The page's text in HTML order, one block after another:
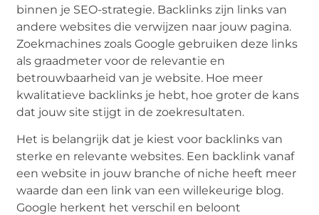
binnen je SEO-strategie. Backlinks zijn links van
andere websites die verwijzen naar jouw pagina.
Zoekmachines zoals Google gebruiken deze links
als graadmeter voor de relevantie en
betrouwbaarheid van je website. Hoe meer
kwalitatieve backlinks je hebt, hoe groter de kans
dat jouw site stijgt in de zoekresultaten.
Het is belangrijk dat je kiest voor backlinks van
sterke en relevante websites. Een backlink vanaf
een website in jouw branche of niche heeft meer
waarde dan een link van een willekeurige blog.
Google herkent het verschil en beloont